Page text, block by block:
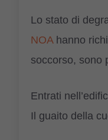
Lo stato di
NOAhanno
soccorso, sono
Entrati
Il guaito della